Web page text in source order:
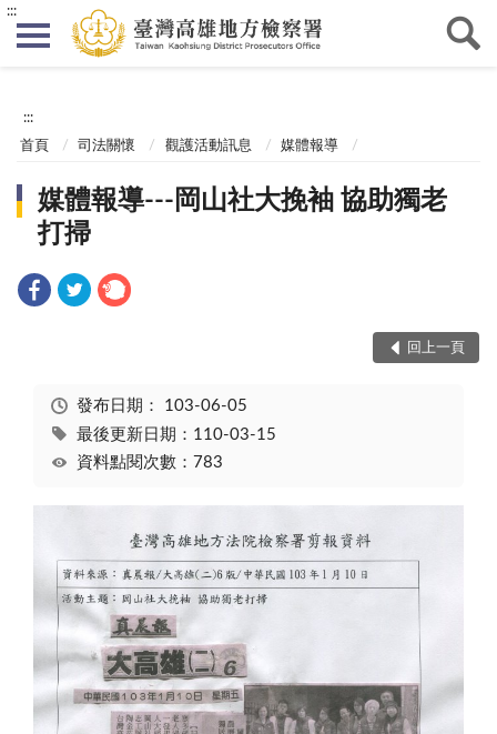
:::
:::
首頁 司法關懷 觀護活動訊息 媒體報導
媒體報導---岡山社大挽袖 協助獨老
打掃
回上一頁
發布日期： 103-06-05
最後更新日期：110-03-15
資料點閱次數：783